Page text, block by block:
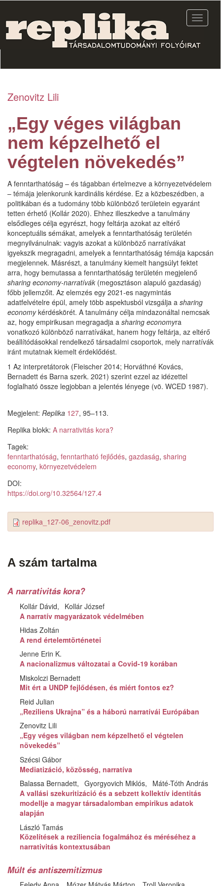
tartalomra
Zenovitz Lili
„Egy véges világban
nem képzelhető el
végtelen növekedés”
A fenntarthatóság – és tágabban értelmezve a környezetvédelem
– témája jelenkorunk kardinális kérdése. Ez a közbeszédben, a
politikában és a tudomány több különböző területein egyaránt
tetten érhető (Kollár 2020). Ehhez illeszkedve a tanulmány
elsődleges célja egyrészt, hogy feltárja azokat az eltérő
konceptuális sémákat, amelyek a fenntarthatóság területén
megnyilvánulnak: vagyis azokat a különböző narratívákat
igyekszik megragadni, amelyek a fenntarthatóság témája kapcsán
megjelennek. Másrészt, a tanulmány kiemelt hangsúlyt fektet
arra, hogy bemutassa a fenntarthatóság területén megjelenő
sharing economy-narratívák (megosztáson alapuló gazdaság)
főbb jellemzőit. Az elemzés egy 2021-es nagymintás
adatfelvételre épül, amely több aspektusból vizsgálja a sharing
economykérdéskörét. A tanulmány célja mindazonáltal nemcsak
az, hogy empirikusan megragadja a sharing economyra
vonatkozó különböző narratívákat, hanem hogy feltárja, az eltérő
beállítódásokkal rendelkező társadalmi csoportok, mely narratívák
iránt mutatnak kiemelt érdeklődést.
1 Az interpretátorok (Fleischer 2014; Horváthné Kovács,
Bernadett és Barna szerk. 2021) szerint ezzel az idézettel
foglalható össze legjobban a jelentés lényege (vö. WCED 1987).
Megjelent: Replika 127, 95–113.
Replika blokk: A narrativitás kora?
Tagek:
fenntarthatóság, fenntartható fejlődés, gazdaság, sharing
economy, környezetvédelem
DOI:
https://doi.org/10.32564/127.4
replika_127-06_zenovitz.pdf
A szám tartalma
A narrativitás kora?
Kollár Dávid
Kollár József
A narratív magyarázatok védelmében
Hidas Zoltán
A rend értelemtörténetei
Jenne Erin K.
A nacionalizmus változatai a Covid-19 korában
Miskolczi Bernadett
Mit ért a UNDP fejlődésen, és miért fontos ez?
Reid Julian
„Reziliens Ukrajna” és a háború narratívái Európában
Zenovitz Lili
„Egy véges világban nem képzelhető el végtelen
növekedés”
Szécsi Gábor
Mediatizáció, közösség, narratíva
Balassa Bernadett
Gyorgyovich Miklós
Máté-Tóth András
A vallási szekuritizáció és a sebzett kollektív identitás
modellje a magyar társadalomban empirikus adatok
alapján
László Tamás
Közelítések a reziliencia fogalmához és méréséhez a
narrativitás kontextusában
Múlt és antiszemitizmus